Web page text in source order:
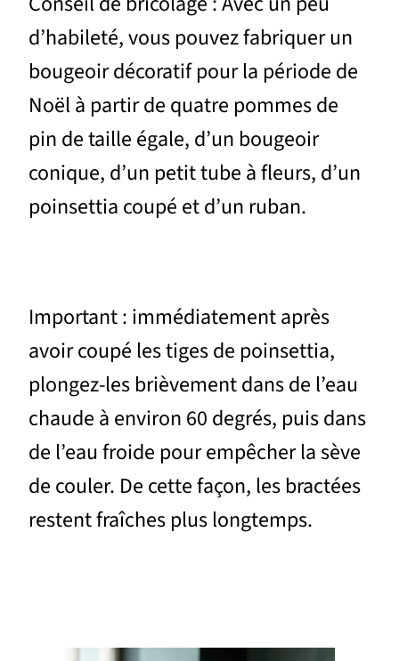
d’habileté, vous pouvez fabriquer un
bougeoir décoratif pour la période de
Noël à partir de quatre pommes de
pin de taille égale, d’un bougeoir
conique, d’un petit tube à fleurs, d’un
poinsettia coupé et d’un ruban.
Important : immédiatement après
avoir coupé les tiges de poinsettia,
plongez-les brièvement dans de l’eau
chaude à environ 60 degrés, puis dans
de l’eau froide pour empêcher la sève
de couler. De cette façon, les bractées
restent fraîches plus longtemps.